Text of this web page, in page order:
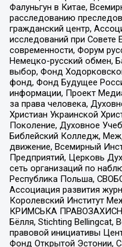
Фалуньгун в Китае,
расследованию
гражданский центр,
исследований при Совете
современности, Форум
Немецко-русский обмен,
выбор, Фонд
фонд, Фонд Будущее
информации, Проект
за права человека,
Христиан Украинской
Поколение, Духовное
Библейский Колледж,
движение, Всемирный
Предприятий, Церковь
сеть организаций по
Республика Польша,
Ассоциация развития
Королевский Институт
КРИМСЬКА
Бёлля, Stichting Bellingcat,
правовой инициативы
Фонд Открытой Эстонии,